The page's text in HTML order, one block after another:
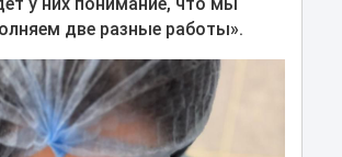
две разные работы».